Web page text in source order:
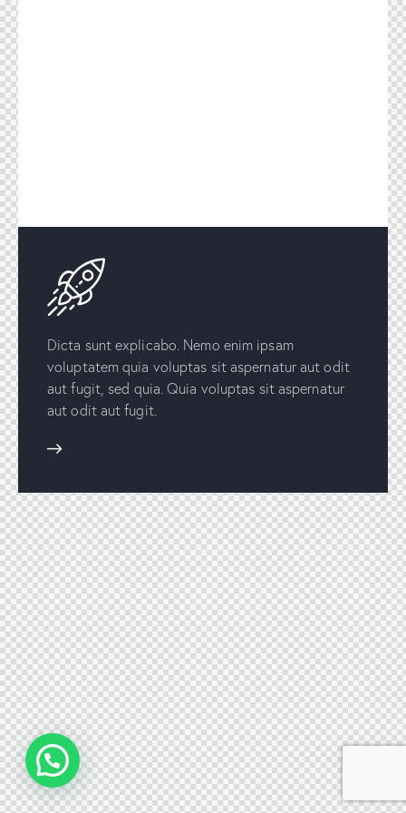
Dicta sunt explicabo. Nemo enim ipsam
voluptatem quia voluptas sit aspernatur aut odit
aut fugit, sed quia. Quia voluptas sit aspernatur
aut odit aut fugit.